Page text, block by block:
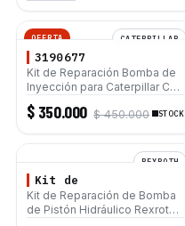
OFERTA CATERPILLAR
3190677
Kit de Reparación Bomba de
Inyección para Caterpillar C7
C9 3190677 2544357
2954777 3040677 3120677
$ 350.000 $ 450.000 STOCK
REXROTH
Kit de
Kit de Reparación de Bomba
de Pistón Hidráulico Rexroth